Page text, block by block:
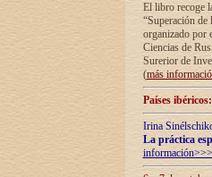
El libro recoge
“Superación
organizado por
Ciencias de
Surerior de
(más
Países
Irina
La práctica
información>>>